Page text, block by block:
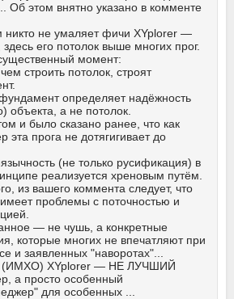
Об этом внятно указано в комменте
никто не умаляет фичи XYplorer —
его потолок выше многих прог.
момент:
строить потолок, строят
определяет надёжность
объекта, а не потолок.
и было сказано ранее, что как
эта прога не дотягигивает до
(не только русификация) в
реализуется хреновым путём.
из вашего коммента следует, что
проблемы с поточностью и
— не чушь, а конкретные
которые многих не впечатляют при
и заявленных "наворотах"...
(ИМХО) XYplorer — НЕ ЛУЧШИЙ
а просто особенный
для особенных ...